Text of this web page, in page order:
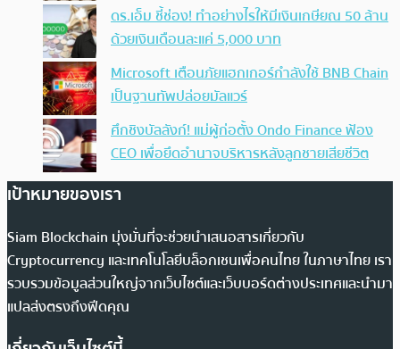
ดร.เอ็ม ชี้ช่อง! ทำอย่างไรให้มีเงินเกษียณ 50 ล้าน
ด้วยเงินเดือนละแค่ 5,000 บาท
Microsoft เตือนภัยแฮกเกอร์กำลังใช้ BNB Chain
เป็นฐานทัพปล่อยมัลแวร์
ศึกชิงบัลลังก์! แม่ผู้ก่อตั้ง Ondo Finance ฟ้อง
CEO เพื่อยึดอำนาจบริหารหลังลูกชายเสียชีวิต
เป้าหมายของเรา
Siam Blockchain มุ่งมั่นที่จะช่วยนำเสนอสารเกี่ยวกับ
Cryptocurrency และเทคโนโลยีบล็อกเชนเพื่อคนไทย ในภาษาไทย เรา
รวบรวมข้อมูลส่วนใหญ่จากเว็บไซต์และเว็บบอร์ดต่างประเทศและนำมา
แปลส่งตรงถึงฟีดคุณ